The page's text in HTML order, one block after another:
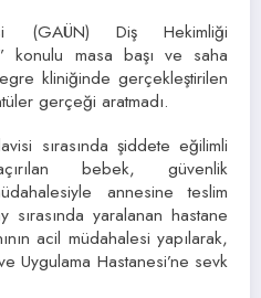
(GAÜN) Diş Hekimliği
konulu masa başı ve saha
kliniğinde gerçekleştirilen
gerçeği aratmadı.
sırasında şiddete eğilimli
bebek, güvenlik
annesine teslim
yaralanan hastane
acil müdahalesi yapılarak,
Uygulama Hastanesi’ne sevk